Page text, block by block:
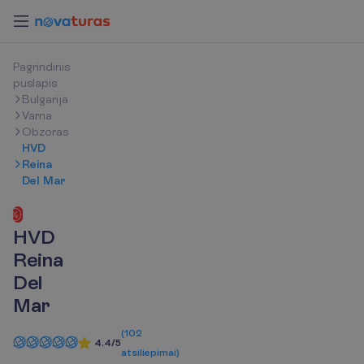
Pagrindinis
puslapis
Bulgarija
Varna
Obzoras
HVD
Reina
Del Mar
HVD
Reina
Del
Mar
4.4/5
(102
atsiliepimai)